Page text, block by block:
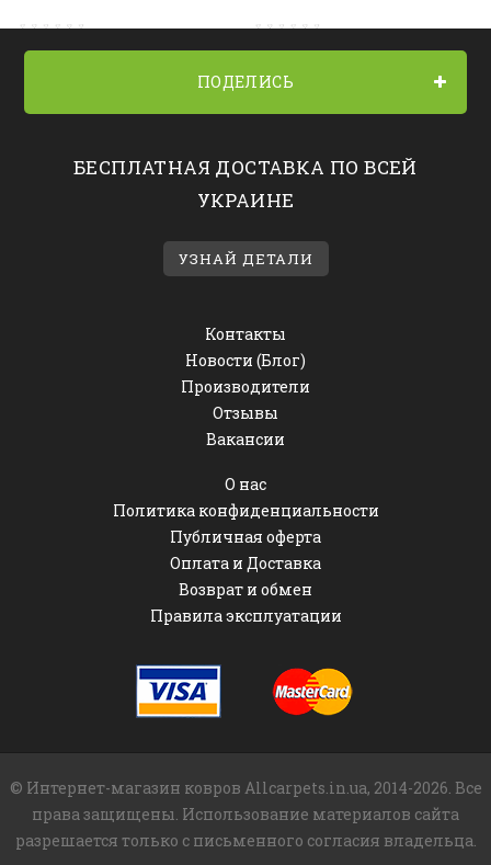
ПОДЕЛИСЬ
БЕСПЛАТНАЯ ДОСТАВКА ПО ВСЕЙ
УКРАИНЕ
УЗНАЙ ДЕТАЛИ
Контакты
Новости (Блог)
Производители
Отзывы
Вакансии
О нас
Политика конфиденциальности
Публичная оферта
Оплата и Доставка
Возврат и обмен
Правила эксплуатации
© Интернет-магазин ковров Allcarpets.in.ua, 2014-2026. Все
права защищены. Использование материалов сайта
разрешается только с письменного согласия владельца.